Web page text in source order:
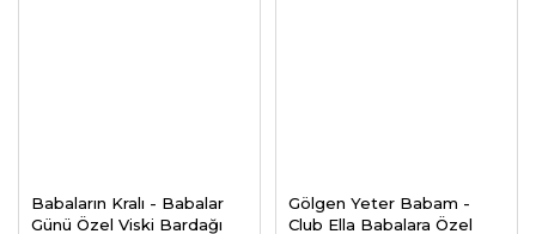
Babaların Kralı - Babalar
Günü Özel Viski Bardağı
Gölgen Yeter Babam -
Club Ella Babalara Özel